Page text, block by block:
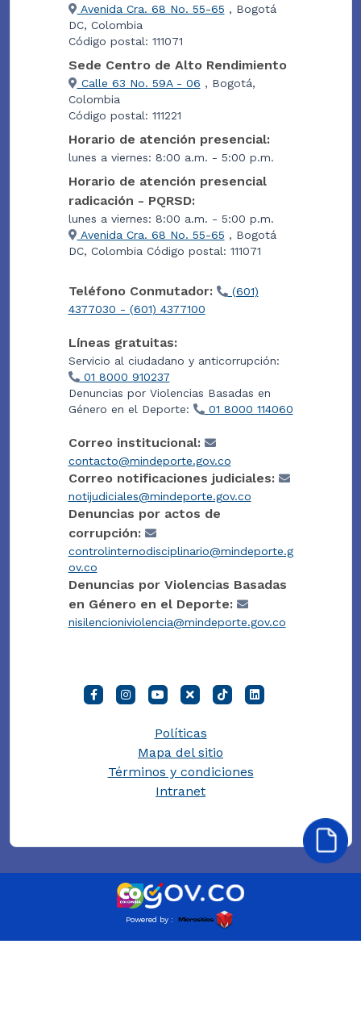
Avenida Cra. 68 No. 55-65 , Bogotá
DC, Colombia
Código postal: 111071
Sede Centro de Alto Rendimiento
Calle 63 No. 59A - 06 , Bogotá,
Colombia
Código postal: 111221
Horario de atención presencial:
lunes a viernes: 8:00 a.m. - 5:00 p.m.
Horario de atención presencial
radicación - PQRSD:
lunes a viernes: 8:00 a.m. - 5:00 p.m.
Avenida Cra. 68 No. 55-65 , Bogotá
DC, Colombia Código postal: 111071
Teléfono Conmutador:
(601)
4377030 - (601) 4377100
Líneas gratuitas:
Servicio al ciudadano y anticorrupción:
01 8000 910237
Denuncias por Violencias Basadas en
Género en el Deporte:
01 8000 114060
Correo institucional:
contacto@mindeporte.gov.co
Correo notificaciones judiciales:
notijudiciales@mindeporte.gov.co
Denuncias por actos de
corrupción:
controlinternodisciplinario@mindeporte.g
ov.co
Denuncias por Violencias Basadas
en Género en el Deporte:
nisilencioniviolencia@mindeporte.gov.co
Políticas
Mapa del sitio
Términos y condiciones
Intranet
Powered by :